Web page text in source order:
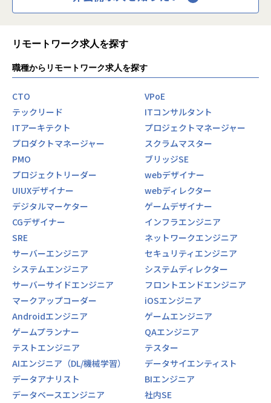
リモートワーク求人を探す
職種からリモートワーク求人を探す
CTO
VPoE
テックリード
ITコンサルタント
ITアーキテクト
プロジェクトマネージャー
プロダクトマネージャー
スクラムマスター
PMO
ブリッジSE
プロジェクトリーダー
webデザイナー
UIUXデザイナー
webディレクター
デジタルマーケター
ゲームデザイナー
CGデザイナー
インフラエンジニア
SRE
ネットワークエンジニア
サーバーエンジニア
セキュリティエンジニア
システムエンジニア
システムディレクター
サーバーサイドエンジニア
フロントエンドエンジニア
マークアップコーダー
iOSエンジニア
Androidエンジニア
ゲームエンジニア
ゲームプランナー
QAエンジニア
テストエンジニア
テスター
AIエンジニア（DL/機械学習）
データサイエンティスト
データアナリスト
BIエンジニア
データベースエンジニア
社内SE